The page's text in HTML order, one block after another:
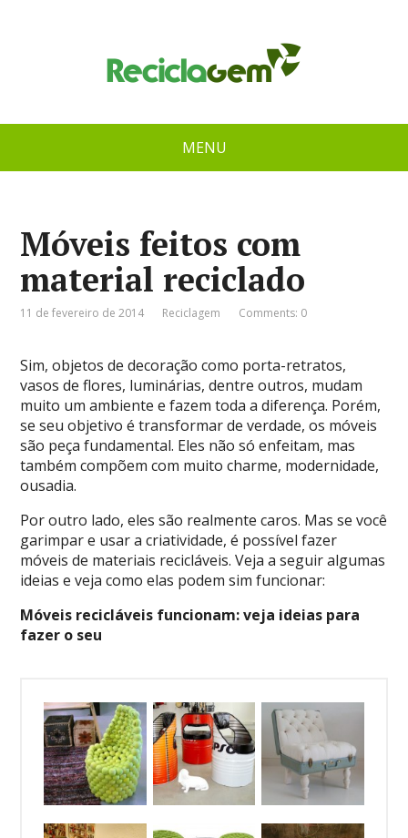
MENU
Móveis feitos com
material reciclado
11 de fevereiro de 2014 Reciclagem Comments: 0
Sim, objetos de decoração como porta-retratos,
vasos de flores, luminárias, dentre outros, mudam
muito um ambiente e fazem toda a diferença. Porém,
se seu objetivo é transformar de verdade, os móveis
são peça fundamental. Eles não só enfeitam, mas
também compõem com muito charme, modernidade,
ousadia.
Por outro lado, eles são realmente caros. Mas se você
garimpar e usar a criatividade, é possível fazer
móveis de materiais recicláveis. Veja a seguir algumas
ideias e veja como elas podem sim funcionar:
Móveis recicláveis funcionam: veja ideias para
fazer o seu